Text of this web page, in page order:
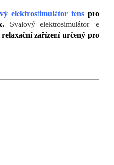
elektrostimulátor tens pro
Svalový elektrosimulátor je
zařízení určený pro